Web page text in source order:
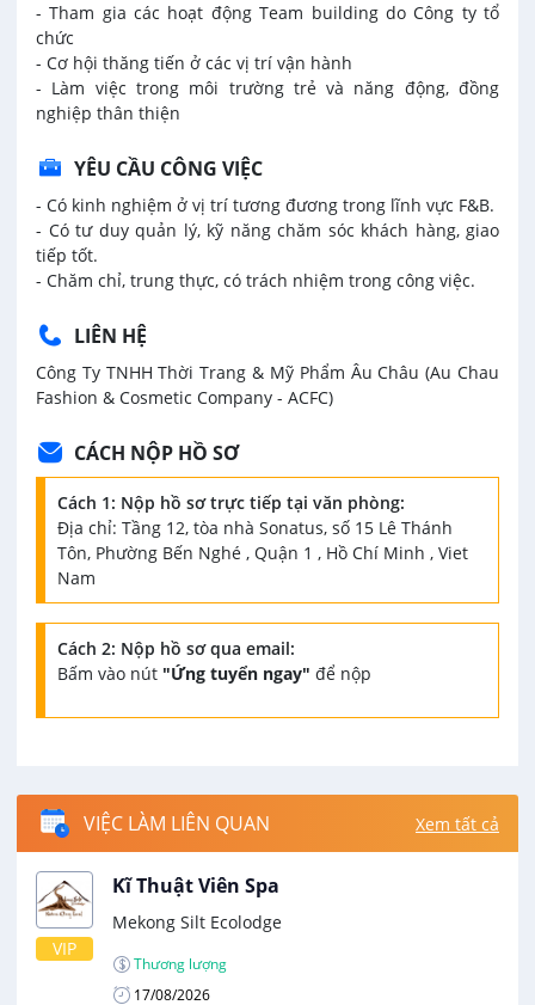
- Tham gia các hoạt động Team building do Công ty tổ
chức
- Cơ hội thăng tiến ở các vị trí vận hành
- Làm việc trong môi trường trẻ và năng động, đồng
nghiệp thân thiện
YÊU CẦU CÔNG VIỆC
- Có kinh nghiệm ở vị trí tương đương trong lĩnh vực F&B.
- Có tư duy quản lý, kỹ năng chăm sóc khách hàng, giao
tiếp tốt.
- Chăm chỉ, trung thực, có trách nhiệm trong công việc.
LIÊN HỆ
Công Ty TNHH Thời Trang & Mỹ Phẩm Âu Châu (Au Chau
Fashion & Cosmetic Company - ACFC)
CÁCH NỘP HỒ SƠ
Cách 1: Nộp hồ sơ trực tiếp tại văn phòng:
Địa chỉ: Tầng 12, tòa nhà Sonatus, số 15 Lê Thánh
Tôn, Phường Bến Nghé , Quận 1 , Hồ Chí Minh , Viet
Nam
Cách 2: Nộp hồ sơ qua email:
Bấm vào nút "Ứng tuyển ngay" để nộp
VIỆC LÀM LIÊN QUAN Xem tất cả
VIP
Kĩ Thuật Viên Spa
Mekong Silt Ecolodge
Thương lượng
17/08/2026